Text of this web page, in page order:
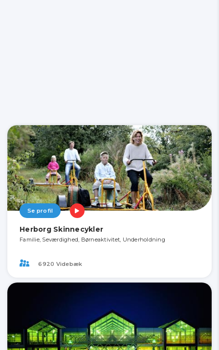
Se profil
Herborg Skinnecykler
Familie, Seværdighed, Børneaktivitet, Underholdning
6920 Videbæk